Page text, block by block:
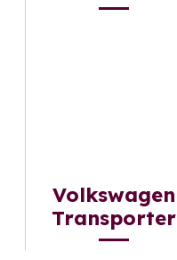
Volkswagen
Transporter